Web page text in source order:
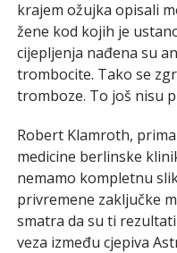
krajem ožujka opisali
žene kod kojih je
cijepljenja nađena su
trombocite. Tako se
tromboze. To još nisu
Robert Klamroth,
medicine berlinske
nemamo kompletnu
privremene zaključke
smatra da su ti
veza između cjepiva